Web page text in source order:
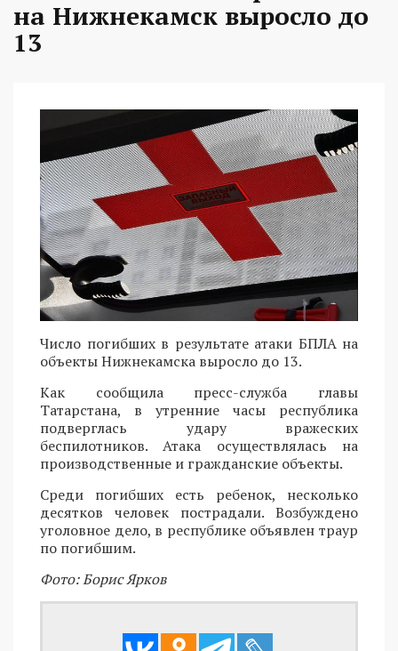
на Нижнекамск выросло до
13
Число погибших в результате атаки БПЛА на
объекты Нижнекамска выросло до 13.
Как сообщила пресс-служба главы
Татарстана, в утренние часы республика
подверглась удару вражеских
беспилотников. Атака осуществлялась на
производственные и гражданские объекты.
Среди погибших есть ребенок, несколько
десятков человек пострадали. Возбуждено
уголовное дело, в республике объявлен траур
по погибшим.
Фото: Борис Ярков